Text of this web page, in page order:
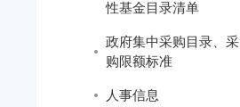
性基金目录清单
政府集中采购目录、采
购限额标准
人事信息